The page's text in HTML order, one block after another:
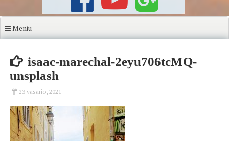
Meniu
isaac-marechal-2eyu706tcMQ-
unsplash
23 vasario, 2021